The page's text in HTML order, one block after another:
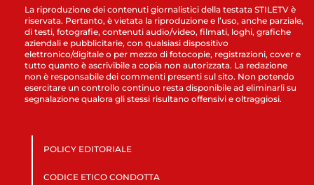
La riproduzione dei contenuti giornalistici della testata STILETV è
riservata. Pertanto, è vietata la riproduzione e l’uso, anche parziale,
di testi, fotografie, contenuti audio/video, filmati, loghi, grafiche
aziendali e pubblicitarie, con qualsiasi dispositivo
elettronico/digitale o per mezzo di fotocopie, registrazioni, cover e
tutto quanto è ascrivibile a copia non autorizzata. La redazione
non è responsabile dei commenti presenti sul sito. Non potendo
esercitare un controllo continuo resta disponibile ad eliminarli su
segnalazione qualora gli stessi risultano offensivi e oltraggiosi.
POLICY EDITORIALE
CODICE ETICO CONDOTTA